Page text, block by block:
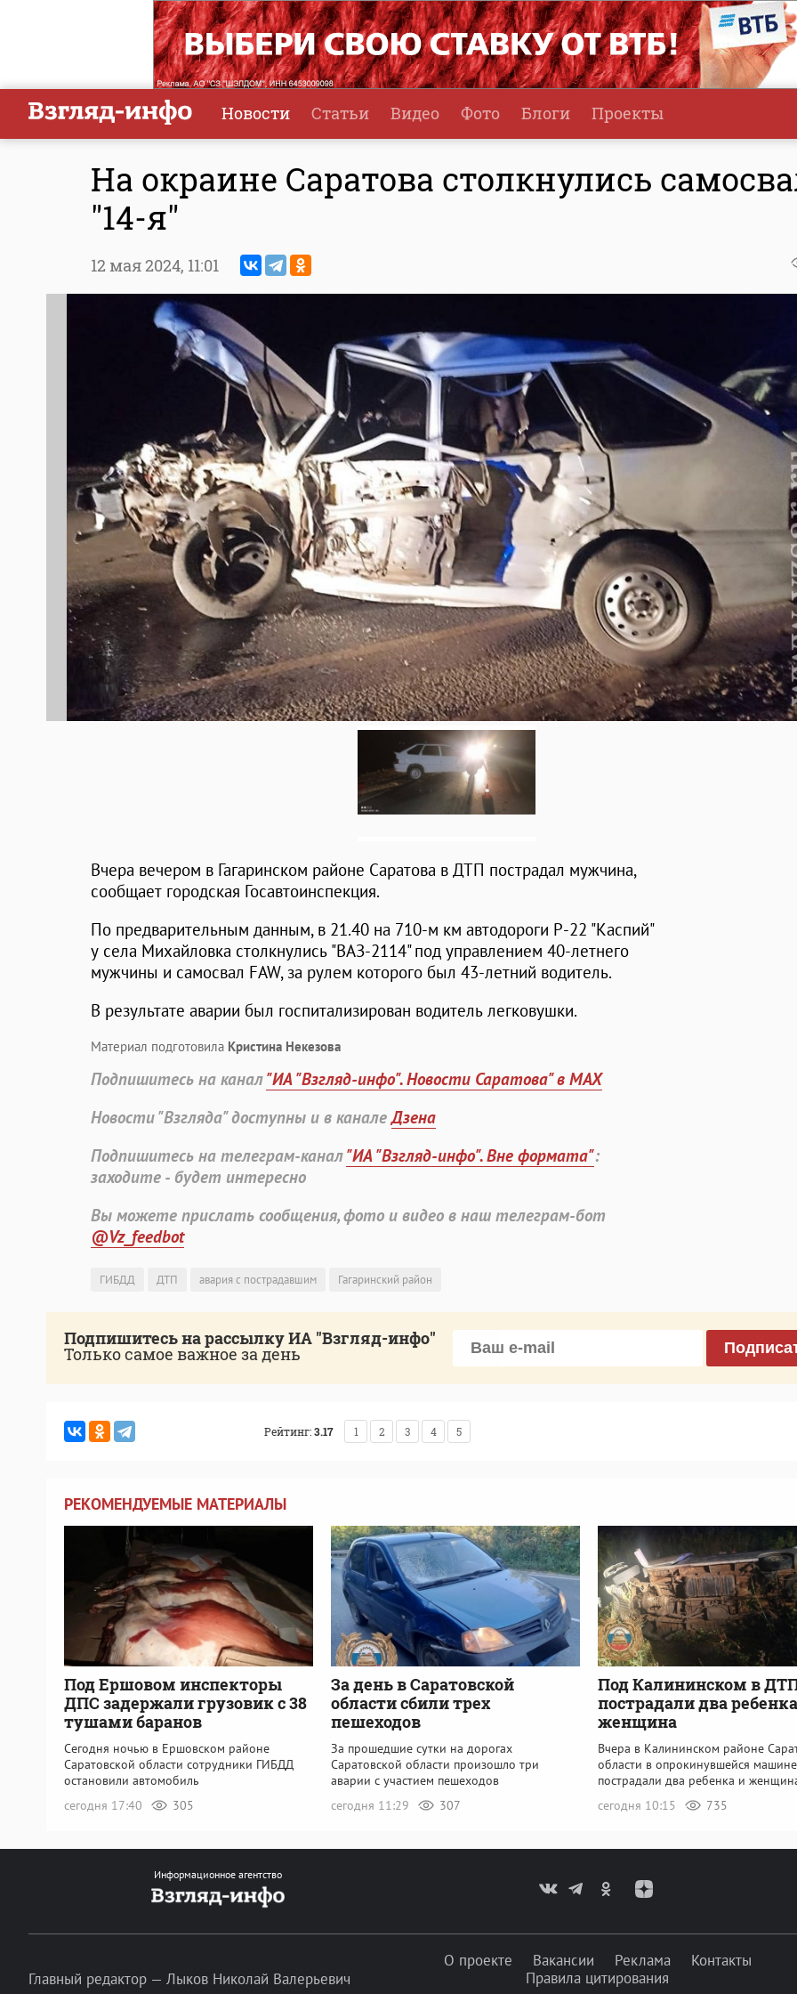
Новости Статьи Видео Фото Блоги Проекты
На окраине Саратова столкнулись
"14-я"
12 мая 2024, 11:01
Вчера вечером в Гагаринском районе Саратова в ДТП пострадал мужчина,
сообщает городская Госавтоинспекция.
По предварительным данным, в 21.40 на 710-м км автодороги Р-22 "Каспий"
у села Михайловка столкнулись "ВАЗ-2114" под управлением 40-летнего
мужчины и самосвал FAW, за рулем которого был 43-летний водитель.
В результате аварии был госпитализирован водитель легковушки.
Материал подготовила Кристина Некезова
Подпишитесь на канал"ИА "Взгляд-инфо". Новости Саратова" в MAX
Новости "Взгляда" доступны и в каналеДзена
Подпишитесь на телеграм-канал"ИА "Взгляд-инфо". Вне формата":
заходите - будет интересно
Вы можете прислать сообщения, фото и видео в наш телеграм-бот
@Vz_feedbot
ГИБДД ДТП авария с пострадавшим Гагаринский район
Подпишитесь на рассылку ИА "Взгляд-инфо"
Только самое важное за день
Рейтинг:3.17 1 2 3 4 5
РЕКОМЕНДУЕМЫЕ МАТЕРИАЛЫ
Под Ершовом инспекторы
ДПС задержали грузовик с 38
тушами баранов
Сегодня ночью в Ершовском районе
Саратовской области сотрудники ГИБДД
остановили автомобиль
сегодня 17:40
305
За день в Саратовской
области сбили трех
пешеходов
За прошедшие сутки на дорогах
Саратовской области произошло три
аварии с участием пешеходов
сегодня 11:29
307
Под Калининском в
пострадали два
женщина
Вчера в Калининском районе
области в опрокинувшейся машине
пострадали два ребенка и
сегодня 10:15
735
Информационное агентство
Главный редактор — Лыков Николай Валерьевич
О проекте Вакансии Реклама
Контакты
Правила цитирования